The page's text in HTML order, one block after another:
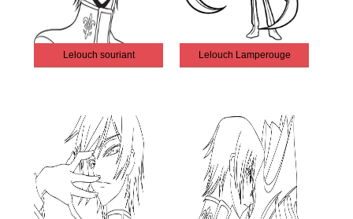
Lelouch souriant Lelouch Lamperouge